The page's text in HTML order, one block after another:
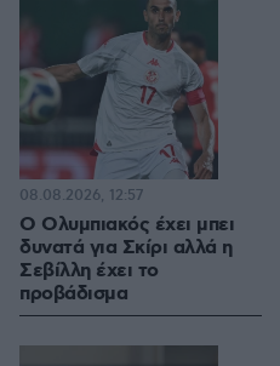
Ο Ολυμπιακός έχει μπει
δυνατά για Σκίρι αλλά η
Σεβίλλη έχει το
προβάδισμα
08.08.2026, 12:57